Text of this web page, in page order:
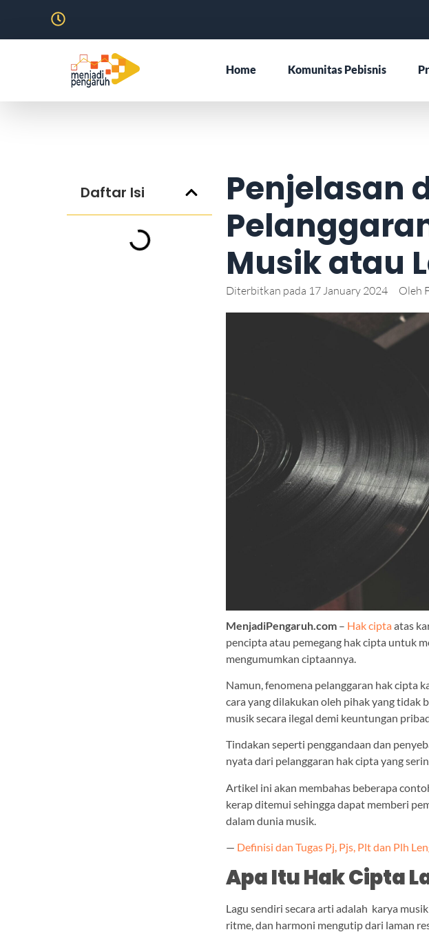
Home Komunitas Pebisnis
Daftar Isi
Penjelasan
Musik atau
Diterbitkan pada 17 January 2024 Oleh
MenjadiPengaruh.com – Hak ciptaatas
pencipta atau pemegang hak cipta untuk
mengumumkan ciptaannya.
Namun, fenomena pelanggaran hak cipta
cara yang dilakukan oleh pihak yang tidak
musik secara ilegal demi keuntungan
Tindakan seperti penggandaan dan
nyata dari pelanggaran hak cipta yang
Artikel ini akan membahas beberapa
kerap ditemui sehingga dapat memberi
dalam dunia musik.
— Definisi dan Tugas Pj, Pjs, Plt dan Plh
Apa Itu Hak Cipta
Lagu sendiri secara arti adalah karya
ritme, dan harmoni mengutip dari laman